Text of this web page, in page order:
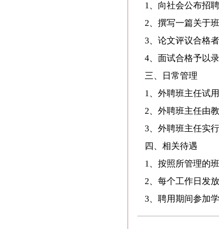
1、向社会公布招
2、撰写一篇关于
3、论文评议合格
4、面试合格予以
三、日常管理
1、外聘班主任试
2、外聘班主任由
3、外聘班主任实
四、相关待遇
1、按照所管理的
2、每个工作日发
3、聘用期间参加